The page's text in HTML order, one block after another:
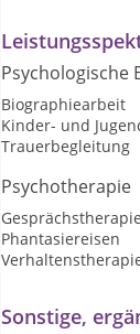
Psychologische
Biographiearbeit
Kinder- und
Trauerbegleitung
Psychotherapie
Gesprächstherapie
Phantasiereisen
Sonstige,